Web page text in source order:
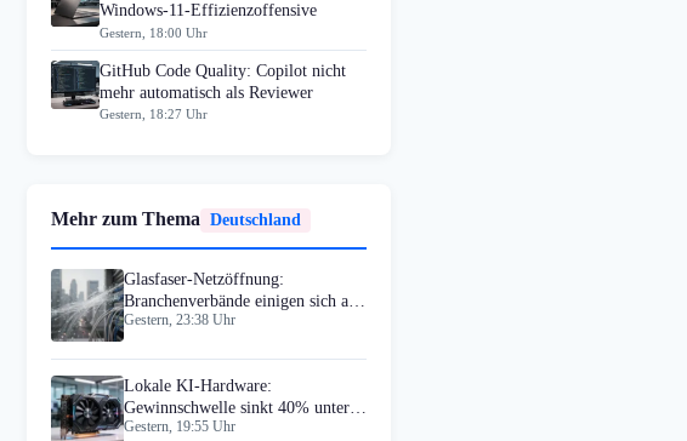
Windows-11-Effizienzoffensive
Gestern, 18:00 Uhr
GitHub Code Quality: Copilot nicht
mehr automatisch als Reviewer
Gestern, 18:27 Uhr
Mehr zum Thema Deutschland
Glasfaser-Netzöffnung:
Branchenverbände einigen sich auf
Fairplay-Agreement
Gestern, 23:38 Uhr
Lokale KI-Hardware:
Gewinnschwelle sinkt 40% unter
Cloud-Dienste
Gestern, 19:55 Uhr